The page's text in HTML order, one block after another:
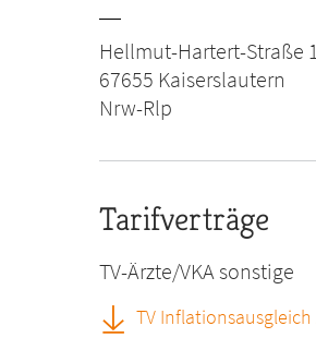
Hellmut-Hartert-Straße
67655 Kaiserslautern
Nrw-Rlp
Tarifverträge
TV-Ärzte/VKA sonstige
TV Inflationsausgleich